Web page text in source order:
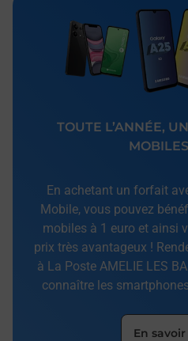
TOUTE L’ANNÉE,
En achetant un forfait
Mobile, vous pouvez
mobiles à 1 euro et ainsi
prix très avantageux !
à La Poste AMELIE LES
connaître les
En